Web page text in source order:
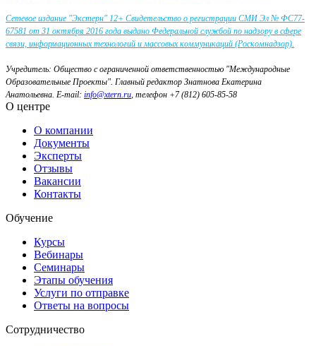
Сетевое издание "Экстерн" 12+ Свидетельство о регистрации СМИ Эл № ФС77-
67581 от 31 октября 2016 года выдано Федеральной службой по надзору в сфере
связи, информационных технологий и массовых коммуникаций (Роскомнадзор).
Учредитель: Общество с ограниченной ответственностью "Международные
Образовательные Проекты". Главный редактор Знатнова Екатерина
Анатольевна. E-mail: info@xtern.ru, телефон +7 (812) 605-85-58
О центре
О компании
Документы
Эксперты
Отзывы
Вакансии
Контакты
Обучение
Курсы
Вебинары
Семинары
Этапы обучения
Услуги по отправке
Ответы на вопросы
Сотрудничество